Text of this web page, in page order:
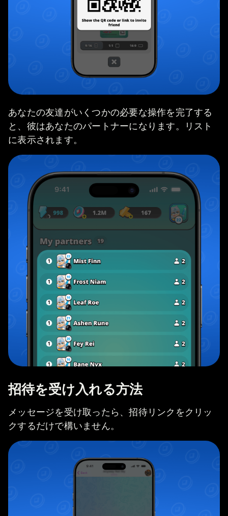
あなたの友達がいくつかの必要な操作を完了する
と、彼はあなたのパートナーになります。リスト
に表示されます。
招待を受け入れる方法
メッセージを受け取ったら、招待リンクをクリッ
クするだけで構いません。